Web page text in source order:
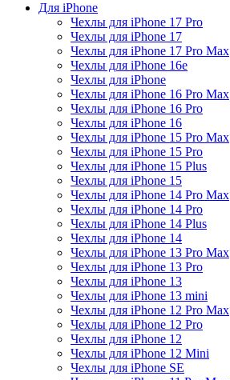
Для iPhone
Чехлы для iPhone 17 Pro
Чехлы для iPhone 17
Чехлы для iPhone 17 Pro Max
Чехлы для iPhone 16e
Чехлы для iPhone
Чехлы для iPhone 16 Pro Max
Чехлы для iPhone 16 Pro
Чехлы для iPhone 16
Чехлы для iPhone 15 Pro Max
Чехлы для iPhone 15 Pro
Чехлы для iPhone 15 Plus
Чехлы для iPhone 15
Чехлы для iPhone 14 Pro Max
Чехлы для iPhone 14 Pro
Чехлы для iPhone 14 Plus
Чехлы для iPhone 14
Чехлы для iPhone 13 Pro Max
Чехлы для iPhone 13 Pro
Чехлы для iPhone 13
Чехлы для iPhone 13 mini
Чехлы для iPhone 12 Pro Max
Чехлы для iPhone 12 Pro
Чехлы для iPhone 12
Чехлы для iPhone 12 Mini
Чехлы для iPhone SE